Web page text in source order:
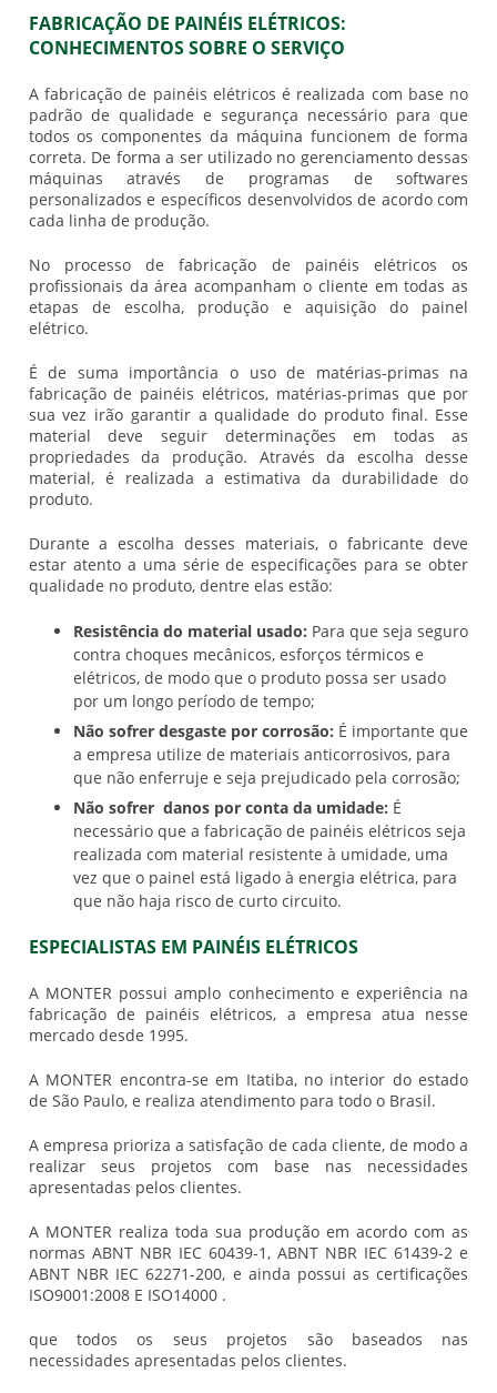
FABRICAÇÃO DE PAINÉIS ELÉTRICOS:
CONHECIMENTOS SOBRE O SERVIÇO
A fabricação de painéis elétricos é realizada com base no
padrão de qualidade e segurança necessário para que
todos os componentes da máquina funcionem de forma
correta. De forma a ser utilizado no gerenciamento dessas
máquinas através de programas de softwares
personalizados e específicos desenvolvidos de acordo com
cada linha de produção.
No processo defabricação de painéis elétricos os
profissionais da área acompanham o cliente em todas as
etapas de escolha, produção e aquisição do painel
elétrico.
É de suma importância o uso de matérias-primas na
fabricação de painéis elétricos, matérias-primas que por
sua vez irão garantir a qualidade do produto final. Esse
material deve seguir determinações em todas as
propriedades da produção. Através da escolha desse
material, é realizada a estimativa da durabilidade do
produto.
Durante a escolha desses materiais, o fabricante deve
estar atento a uma série de especificações para se obter
qualidade no produto, dentre elas estão:
Resistência do material usado: Para que seja seguro
contra choques mecânicos, esforços térmicos e
elétricos, de modo que o produto possa ser usado
por um longo período de tempo;
Não sofrer desgaste por corrosão: É importante que
a empresa utilize de materiais anticorrosivos, para
que não enferruje e seja prejudicado pela corrosão;
Não sofrer danos por conta da umidade: É
necessário que a fabricação de painéis elétricos seja
realizada com material resistente à umidade, uma
vez que o painel está ligado à energia elétrica, para
que não haja risco de curto circuito.
ESPECIALISTAS EM PAINÉIS ELÉTRICOS
A MONTER possui amplo conhecimento e experiência na
fabricação de painéis elétricos, a empresa atua nesse
mercado desde 1995.
A MONTER encontra-se em Itatiba, no interior do estado
de São Paulo, e realiza atendimento para todo o Brasil.
A empresa prioriza a satisfação de cada cliente, de modo a
realizar seus projetos com base nas necessidades
apresentadas pelos clientes.
A MONTER realiza toda sua produção em acordo com as
normas ABNT NBR IEC 60439-1, ABNT NBR IEC 61439-2 e
ABNT NBR IEC 62271-200, e ainda possui as certificações
ISO9001:2008 E ISO14000 .
que todos os seus projetos são baseados nas
necessidades apresentadas pelos clientes.